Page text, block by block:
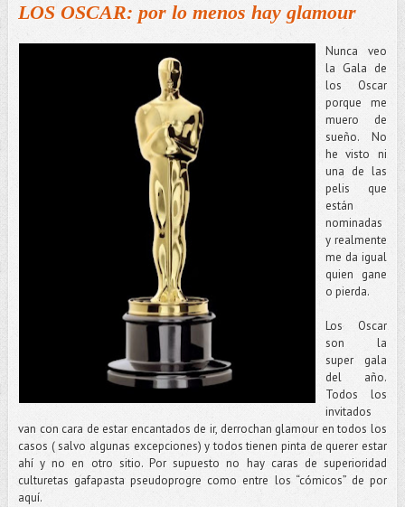
LOS OSCAR: por lo menos hay glamour
Nunca veo
la Gala de
los Oscar
porque me
muero de
sueño. No
he visto ni
una de las
pelis que
están
nominadas
y realmente
me da igual
quien gane
o pierda.
Los Oscar
son la
super gala
del año.
Todos los
invitados
van con cara de estar encantados de ir, derrochan glamour en todos los
casos ( salvo algunas excepciones) y todos tienen pinta de querer estar
ahí y no en otro sitio. Por supuesto no hay caras de superioridad
culturetas gafapasta pseudoprogre como entre los “cómicos” de por
aquí.